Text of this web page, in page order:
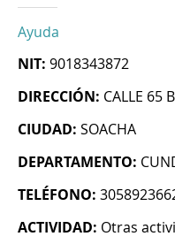
Ayuda
NIT: 9018343872
DIRECCIÓN: CALLE 65
CIUDAD: SOACHA
DEPARTAMENTO:
TELÉFONO:
ACTIVIDAD: Otras